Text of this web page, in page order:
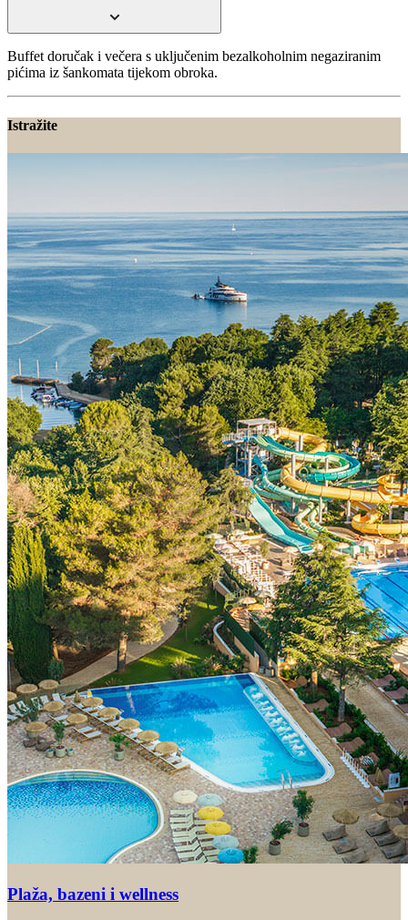
Buffet doručak i večera s uključenim bezalkoholnim negaziranim
pićima iz šankomata tijekom obroka.
Istražite
Plaža, bazeni i wellness